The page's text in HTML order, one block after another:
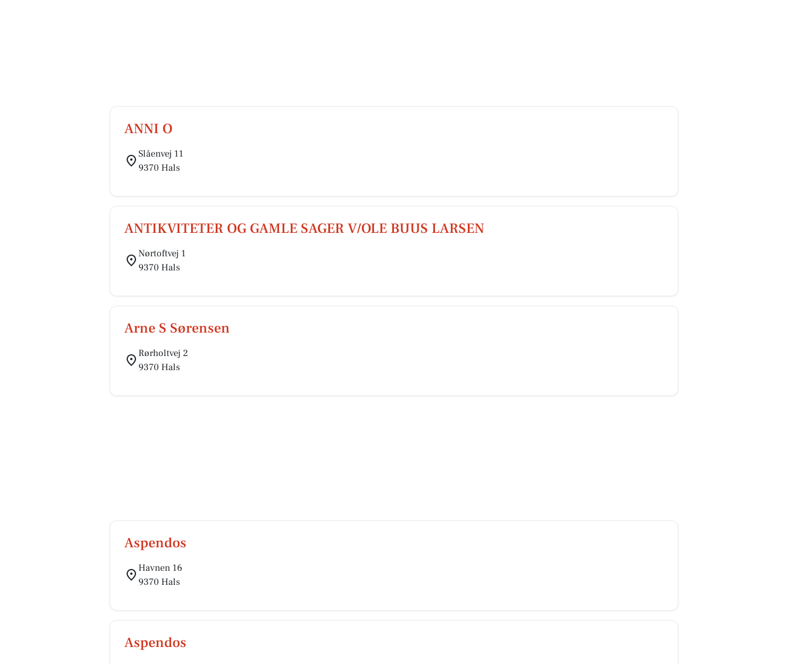
ANNI O
Slåenvej 11
9370 Hals
ANTIKVITETER OG GAMLE SAGER V/OLE BUUS LARSEN
Nørtoftvej 1
9370 Hals
Arne S Sørensen
Rørholtvej 2
9370 Hals
Aspendos
Havnen 16
9370 Hals
Aspendos